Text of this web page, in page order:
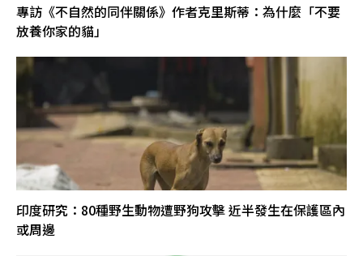
專訪《不自然的同伴關係》作者克里斯蒂：為什麼「不要
放養你家的貓」
印度研究：80種野生動物遭野狗攻擊 近半發生在保護區內
或周邊